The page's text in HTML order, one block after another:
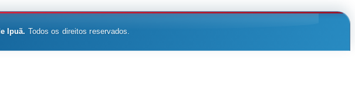
Ipuã. Todos os direitos reservados.